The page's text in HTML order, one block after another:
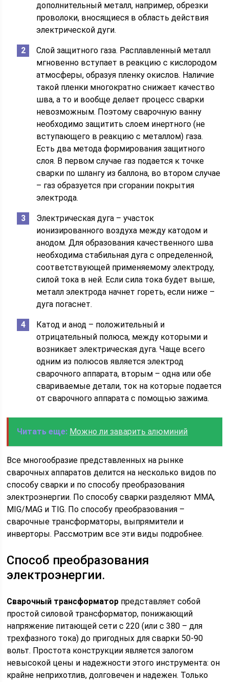
дополнительный металл, например, обрезки
проволоки, вносящиеся в область действия
электрической дуги.
Слой защитного газа. Расплавленный металл
мгновенно вступает в реакцию с кислородом
атмосферы, образуя пленку окислов. Наличие
такой пленки многократно снижает качество
шва, а то и вообще делает процесс сварки
невозможным. Поэтому сварочную ванну
необходимо защитить слоем инертного (не
вступающего в реакцию с металлом) газа.
Есть два метода формирования защитного
слоя. В первом случае газ подается к точке
сварки по шлангу из баллона, во втором случае
– газ образуется при сгорании покрытия
электрода.
Электрическая дуга – участок
ионизированного воздуха между катодом и
анодом. Для образования качественного шва
необходима стабильная дуга с определенной,
соответствующей применяемому электроду,
силой тока в ней. Если сила тока будет выше,
металл электрода начнет гореть, если ниже –
дуга погаснет.
Катод и анод – положительный и
отрицательный полюса, между которыми и
возникает электрическая дуга. Чаще всего
одним из полюсов является электрод
сварочного аппарата, вторым – одна или обе
свариваемые детали, ток на которые подается
от сварочного аппарата с помощью зажима.
Читать еще: Можно ли заварить алюминий
Все многообразие представленных на рынке
сварочных аппаратов делится на несколько видов по
способу сварки и по способу преобразования
электроэнергии. По способу сварки разделяют MMA,
MIG/MAG и TIG. По способу преобразования –
сварочные трансформаторы, выпрямители и
инверторы. Рассмотрим все эти виды подробнее.
Способ преобразования
электроэнергии.
Сварочный трансформатор представляет собой
простой силовой трансформатор, понижающий
напряжение питающей сети с 220 (или с 380 – для
трехфазного тока) до пригодных для сварки 50-90
вольт. Простота конструкции является залогом
невысокой цены и надежности этого инструмента: он
крайне неприхотлив, долговечен и надежен. Только